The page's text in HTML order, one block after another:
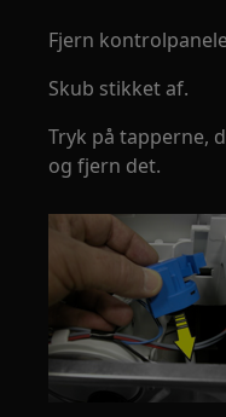
Fjern
Skub stikket af.
Tryk på tapperne,
og fjern det.